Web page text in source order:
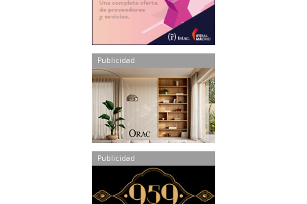
Publicidad
Publicidad